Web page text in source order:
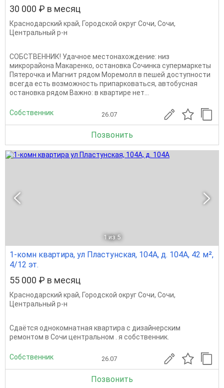
30 000 ₽ в месяц
Краснодарский край, Городской округ Сочи, Сочи,
Центральный р-н
СОБСТВЕННИК! Удачное местонахождение: низ
микрорайона Макаренко, остановка Сочинка супермаркеты
Пятерочка и Магнит рядом Моремолл в пешей доступности
всегда есть возможность припарковаться, автобусная
остановка рядом Важно: в квартире нет...
Собственник 26.07
Позвонить
1 из 5
1-комн квартира, ул Пластунская, 104А, д. 104А, 42 м²,
4/12 эт.
55 000 ₽ в месяц
Краснодарский край, Городской округ Сочи, Сочи,
Центральный р-н
Сдаётся однокомнатная квартира с дизайнерским
ремонтом в Сочи центральном . я собственник.
Собственник 26.07
Позвонить